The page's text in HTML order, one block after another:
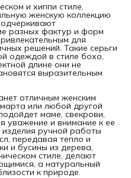
и хиппи стиле,
женскую коллекцию
разных фактур и форм
для
решений. Такие серьги
одеждой в стиле бохо,
длине они не
выразительным
отличным женским
или любой другой
маме, свекрови,
уважение и внимание к ее
ручной работы
передавая тепло и
и бусины из дерева,
стиле, делают
а натуральный
к природе.